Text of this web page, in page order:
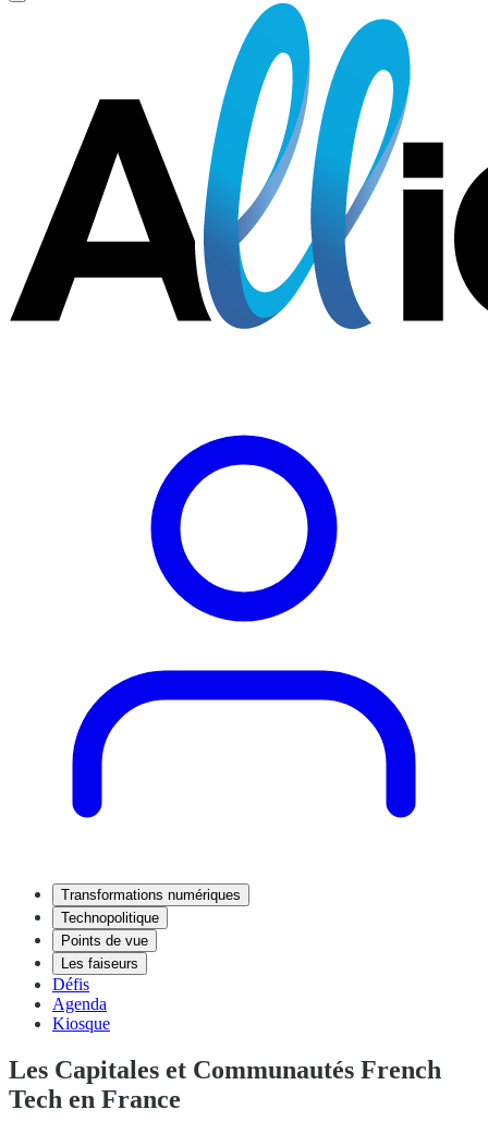
Transformations numériques
Technopolitique
Points de vue
Les faiseurs
Défis
Agenda
Kiosque
Les Capitales et Communautés French
Tech en France